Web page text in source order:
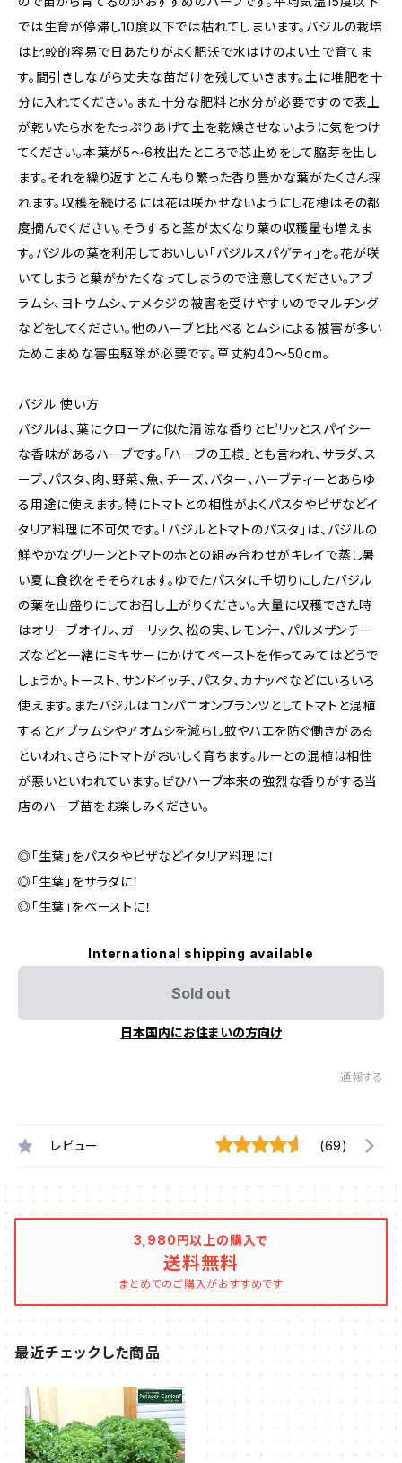
では生育が停滞し10度以下では枯れてしまいます。バジルの栽培
は比較的容易で日あたりがよく肥沃で水はけのよい土で育てま
す。間引きしながら丈夫な苗だけを残していきます。土に堆肥を十
分に入れてください。また十分な肥料と水分が必要ですので表土
が乾いたら水をたっぷりあげて土を乾燥させないように気をつけ
てください。本葉が5〜6枚出たところで芯止めをして脇芽を出し
ます。それを繰り返すとこんもり繁った香り豊かな葉がたくさん採
れます。収穫を続けるには花は咲かせないようにし花穂はその都
度摘んでください。そうすると茎が太くなり葉の収穫量も増えま
す。バジルの葉を利用しておいしい「バジルスパゲティ」を。花が咲
いてしまうと葉がかたくなってしまうので注意してください。アブ
ラムシ、ヨトウムシ、ナメクジの被害を受けやすいのでマルチング
などをしてください。他のハーブと比べるとムシによる被害が多い
ためこまめな害虫駆除が必要です。草丈約40〜50cm。
バジル 使い方
バジルは、葉にクローブに似た清涼な香りとピリッとスパイシー
な香味があるハーブです。「ハーブの王様」とも言われ、サラダ、ス
ープ、パスタ、肉、野菜、魚、チーズ、バター、ハーブティーとあらゆ
る用途に使えます。特にトマトとの相性がよくパスタやピザなどイ
タリア料理に不可欠です。「バジルとトマトのパスタ」は、バジルの
鮮やかなグリーンとトマトの赤との組み合わせがキレイで蒸し暑
い夏に食欲をそそられます。ゆでたパスタに千切りにしたバジル
の葉を山盛りにしてお召し上がりください。大量に収穫できた時
はオリーブオイル、ガーリック、松の実、レモン汁、パルメザンチー
ズなどと一緒にミキサーにかけてペーストを作ってみてはどうで
しょうか。トースト、サンドイッチ、パスタ、カナッペなどにいろいろ
使えます。またバジルはコンパニオンプランツとしてトマトと混植
するとアブラムシやアオムシを減らし蚊やハエを防ぐ働きがある
といわれ、さらにトマトがおいしく育ちます。ルーとの混植は相性
が悪いといわれています。ぜひハーブ本来の強烈な香りがする当
店のハーブ苗をお楽しみください。
◎「生葉」をパスタやピザなどイタリア料理に！
◎「生葉」をサラダに！
◎「生葉」をペーストに！
International shipping available
Sold out
日本国内にお住まいの方向け
通報する
レビュー (69)
3,980円以上の購入で
送料無料
まとめてのご購入がおすすめです
最近チェックした商品